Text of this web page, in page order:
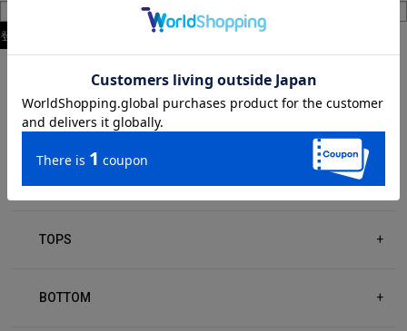
ITEM CATEGORY
WOMEN
TOPS +
BOTTOM +